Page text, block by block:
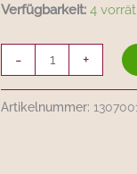
Verfügbarkeit: 4
- +
Artikelnummer: